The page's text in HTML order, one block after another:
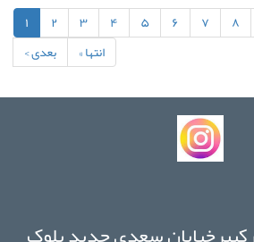
۱ ۲ ۳ ۴ ۵ ۶ ۷ ۸
بعدی ›
انتها »